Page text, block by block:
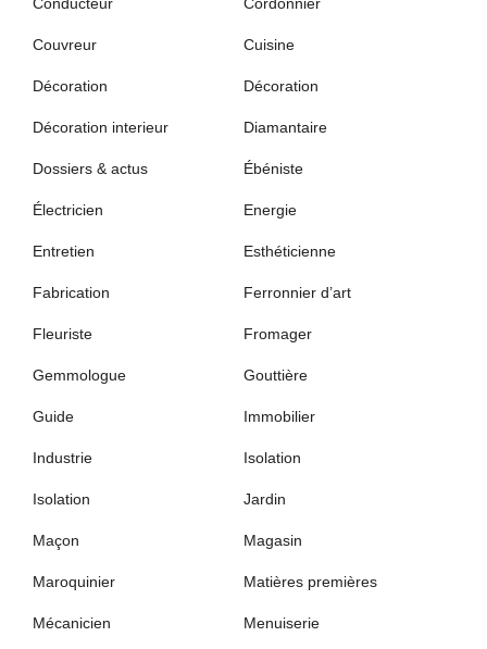
Couvreur Cuisine
Décoration Décoration
Décoration interieur Diamantaire
Dossiers & actus Ébéniste
Électricien Energie
Entretien Esthéticienne
Fabrication Ferronnier d’art
Fleuriste Fromager
Gemmologue Gouttière
Guide Immobilier
Industrie Isolation
Isolation Jardin
Maçon Magasin
Maroquinier Matières premières
Mécanicien Menuiserie